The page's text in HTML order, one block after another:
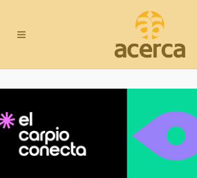
Campaña de
2020
campaña de